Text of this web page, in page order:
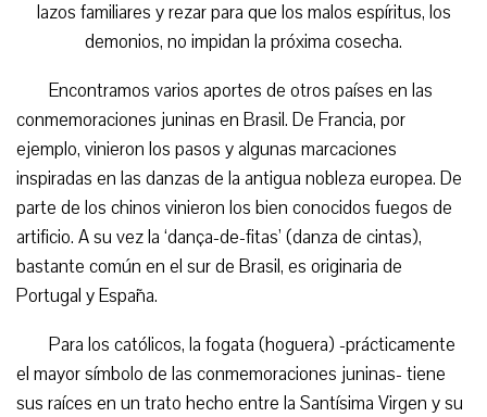
lazos familiares y rezar para que los malos espíritus, los
demonios, no impidan la próxima cosecha.
Encontramos varios aportes de otros países en las
conmemoraciones juninas en Brasil. De Francia, por
ejemplo, vinieron los pasos y algunas marcaciones
inspiradas en las danzas de la antigua nobleza europea. De
parte de los chinos vinieron los bien conocidos fuegos de
artificio. A su vez la ‘dança-de-fitas’ (danza de cintas),
bastante común en el sur de Brasil, es originaria de
Portugal y España.
Para los católicos, la fogata (hoguera) -prácticamente
el mayor símbolo de las conmemoraciones juninas- tiene
sus raíces en un trato hecho entre la Santísima Virgen y su